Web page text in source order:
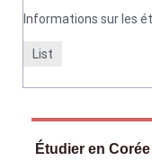
List
Étudier en Corée